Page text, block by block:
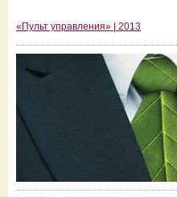
«Пульт управления» | 2013